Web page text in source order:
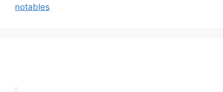
notables